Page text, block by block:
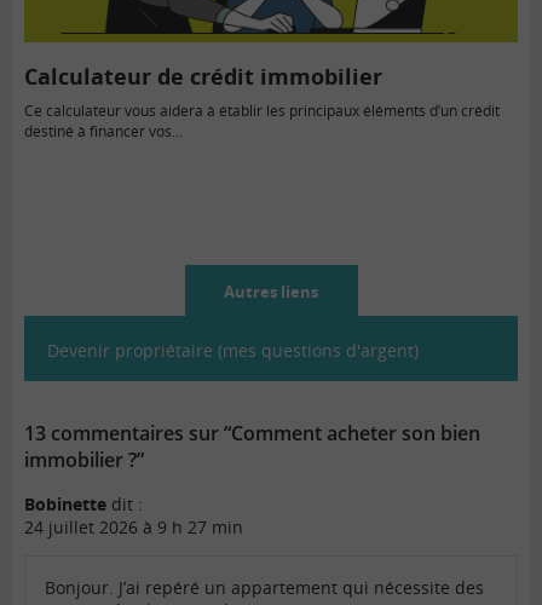
Calculateur de crédit immobilier
Ce calculateur vous aidera à établir les principaux éléments d’un crédit
destiné à financer vos...
Autres liens
Devenir propriétaire (mes questions d'argent)
13 commentaires sur “Comment acheter son bien
immobilier ?”
Bobinette dit :
24 juillet 2026 à 9 h 27 min
Bonjour. J’ai repéré un appartement qui nécessite des